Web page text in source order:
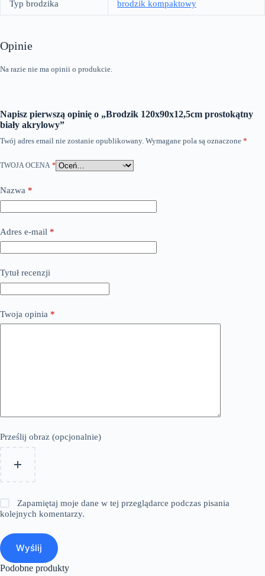
Typ brodzika brodzik kompaktowy
Opinie
Na razie nie ma opinii o produkcie.
Napisz pierwszą opinię o „Brodzik 120x90x12,5cm prostokątny
biały akrylowy”
Twój adres email nie zostanie opublikowany. Wymagane pola są oznaczone *
TWOJA OCENA *
Nazwa *
Adres e-mail *
Tytuł recenzji
Twoja opinia *
Prześlij obraz (opcjonalnie)
Zapamiętaj moje dane w tej przeglądarce podczas pisania
kolejnych komentarzy.
Wyślij
Podobne produkty